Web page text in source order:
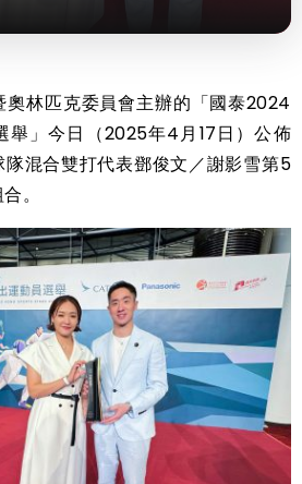
奧林匹克委員會主辦的「國泰2024
舉」今日（2025年4月17日）公佈
混合雙打代表鄧俊文／謝影雪第5
。